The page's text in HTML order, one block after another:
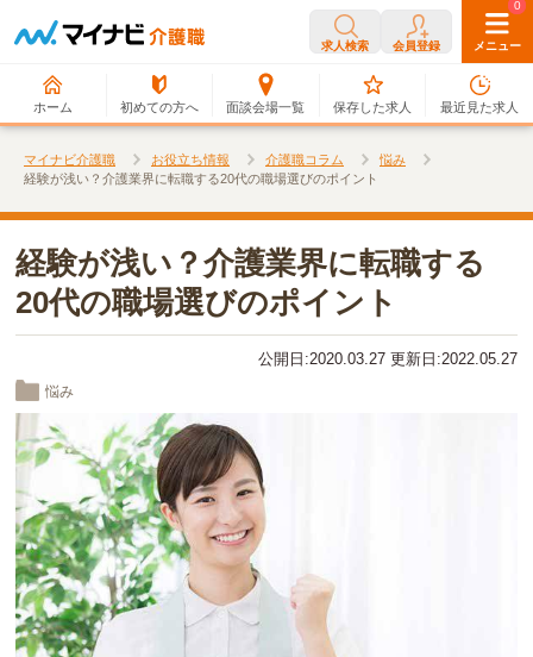
求人検索 会員登録 メニュー
ホーム 初めての方へ 面談会場一覧
0
保存した求人
0
最近見た求人
マイナビ介護職 お役立ち情報 介護職コラム
悩み
経験が浅い？介護業界に転職する20代の職場選びのポイント
経験が浅い？介護業界に転職する
20代の職場選びのポイント
公開日:2020.03.27 更新日:2022.05.27
悩み